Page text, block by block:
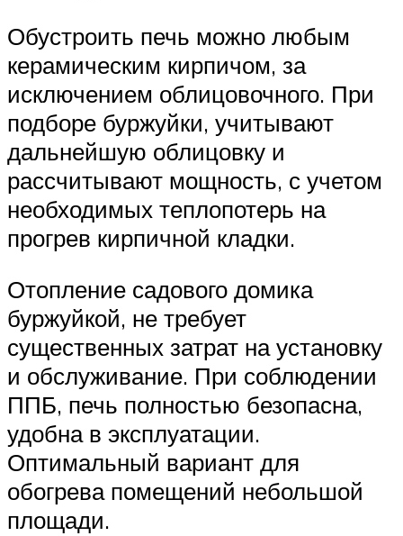
Обустроить печь можно любым
керамическим кирпичом, за
исключением облицовочного. При
подборе буржуйки, учитывают
дальнейшую облицовку и
рассчитывают мощность, с учетом
необходимых теплопотерь на
прогрев кирпичной кладки.
Отопление садового домика
буржуйкой, не требует
существенных затрат на установку
и обслуживание. При соблюдении
ППБ, печь полностью безопасна,
удобна в эксплуатации.
Оптимальный вариант для
обогрева помещений небольшой
площади.